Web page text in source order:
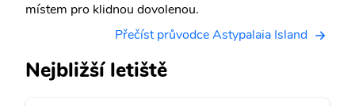
místem pro klidnou dovolenou.
Přečíst průvodce Astypalaia Island
Nejbližší letiště